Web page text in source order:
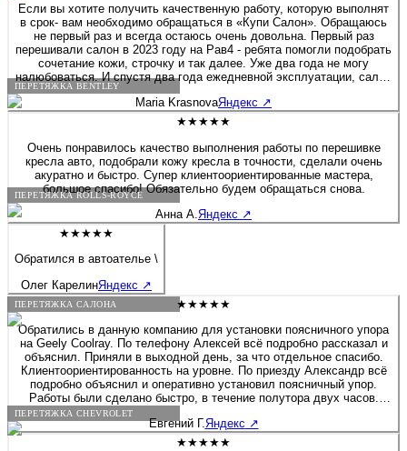
ПЕРЕТЯЖКА BENTLEY
ПЕРЕТЯЖКА ROLLS-ROYCE
ПЕРЕТЯЖКА САЛОНА
ПЕРЕТЯЖКА CHEVROLET
Если вы хотите получить качественную работу, которую выполнят
в срок- вам необходимо обращаться в «Купи Салон». Обращаюсь
не первый раз и всегда остаюсь очень довольна. Первый раз
перешивали салон в 2023 году на Рав4 - ребята помогли подобрать
сочетание кожи, строчку и так далее. Уже два года не могу
налюбоваться. И спустя два года ежедневной эксплуатации, салон
будто я только забрала после перешива. Сейчас перешивала руль
на Солярисе. Здесь работают профессионалы своего дела!
Maria KrasnovaЯндекс ↗
★★★★★
Очень понравилось качество выполнения работы по перешивке
кресла авто, подобрали кожу кресла в точности, сделали очень
акуратно и быстро. Супер клиентоориентированные мастера,
большое спасибо! Обязательно будем обращаться снова.
Анна А. Яндекс ↗
★★★★★
Обратился в автоателье \
Олег КарелинЯндекс ↗
★★★★★
Обратились в данную компанию для установки поясничного упора
на Geely Coolray. По телефону Алексей всё подробно рассказал и
объяснил. Приняли в выходной день, за что отдельное спасибо.
Клиентоориентированность на уровне. По приезду Александр всё
подробно объяснил и оперативно установил поясничный упор.
Работы были сделано быстро, в течение полутора двух часов.
Если будет нужно сделать какие-либо работы связанные с
перешивом и модернизацией салона, детейлингом, то обязательно
обращусь в данную компанию. Алексей спасибо Вам и
Евгений Г.Яндекс ↗
★★★★★